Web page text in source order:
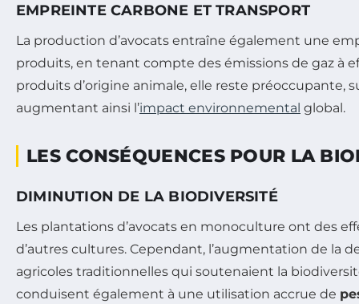
EMPREINTE CARBONE ET TRANSPORT
La production d’avocats entraîne également une
produits, en tenant compte des émissions de gaz à
produits d’origine animale, elle reste préoccupante,
augmentant ainsi l’impact environnemental global.
LES CONSÉQUENCES POUR LA
DIMINUTION DE LA BIODIVERSITÉ
Les plantations d’avocats en monoculture ont des
d’autres cultures. Cependant, l’augmentation de
agricoles traditionnelles qui soutenaient la
conduisent également à une utilisation accrue de